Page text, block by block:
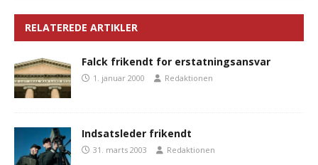
RELATEREDE ARTIKLER
Falck frikendt for erstatningsansvar
1. januar 2000 Redaktionen
Indsatsleder frikendt
31. marts 2003 Redaktionen